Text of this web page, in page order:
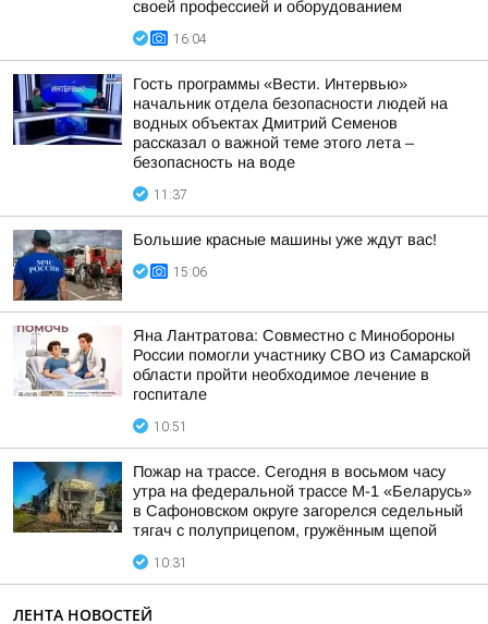
своей профессией и оборудованием
16:04
Гость программы «Вести. Интервью»
начальник отдела безопасности людей на
водных объектах Дмитрий Семенов
рассказал о важной теме этого лета –
безопасность на воде
11:37
Большие красные машины уже ждут вас!
15:06
Яна Лантратова: Совместно с Минобороны
России помогли участнику СВО из Самарской
области пройти необходимое лечение в
госпитале
10:51
Пожар на трассе. Сегодня в восьмом часу
утра на федеральной трассе М-1 «Беларусь»
в Сафоновском округе загорелся седельный
тягач с полуприцепом, гружённым щепой
10:31
ЛЕНТА НОВОСТЕЙ